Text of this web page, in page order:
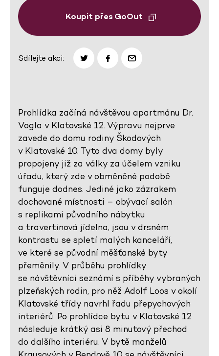
Koupit přes GoOut
Sdílejte akci:
Prohlídka začíná návštěvou apartmánu Dr.
Vogla v Klatovské 12. Výpravu nejprve
zavede do domu rodiny Škodových
v Klatovské 10. Tyto dva domy byly
propojeny již za války za účelem vzniku
úřadu, který zde v obměněné podobě
funguje dodnes. Jediné jako zázrakem
dochované místnosti – obývací salón
s replikami původního nábytku
a travertinová jídelna, jsou v drsném
kontrastu se spletí malých kanceláří,
ve které se původní měšťanské byty
přeměnily. V průběhu prohlídky
se návštěvníci seznámí s příběhy vybraných
plzeňských rodin, pro něž Adolf Loos v okolí
Klatovské třídy navrhl řadu přepychových
interiérů. Po prohlídce bytu v Klatovské 12
následuje krátký asi 8 minutový přechod
do dalšího interiéru. V bytě manželů